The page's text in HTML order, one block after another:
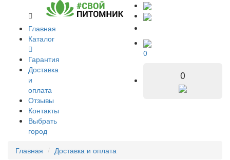
Главная
Каталог
Гарантия
Доставка
и
оплата
Отзывы
Контакты
Выбрать
город
0
0
Главная Доставка и оплата